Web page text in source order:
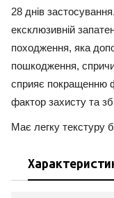
28 днів
ексклюзивній
походження, яка
пошкодження,
сприяє покращенню
фактор захисту та
Має легку текстуру